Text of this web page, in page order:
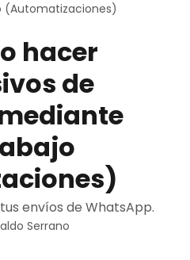
(Automatizaciones)
hacer
de
envíos de WhatsApp.
Serrano